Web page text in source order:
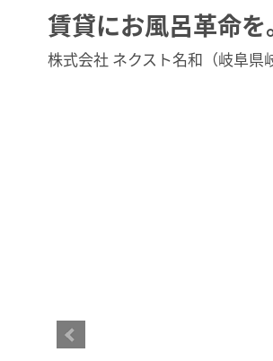
賃貸にお風呂革命を
株式会社 ネクスト名和（岐阜県